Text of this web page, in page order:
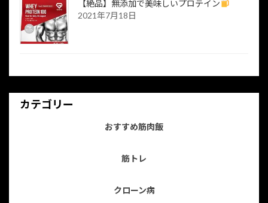
【絶品】無添加で美味しいプロテイン
2021年7月18日
カテゴリー
おすすめ筋肉飯
筋トレ
クローン病